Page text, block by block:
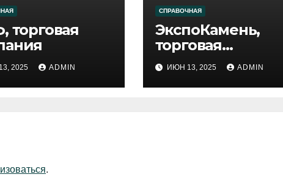
торговая
2025 ADMIN
СПРАВОЧНАЯ
ЭкспоКамень,
торговая
компания
ИЮН 13, 2025 ADMIN
.